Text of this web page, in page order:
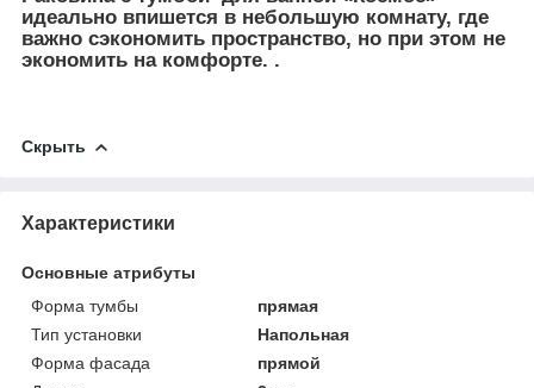
идеально впишется в небольшую комнату, где
важно сэкономить пространство, но при этом не
экономить на комфорте. .
Скрыть
Характеристики
Основные атрибуты
Форма тумбы
прямая
Тип установки
Напольная
Форма фасада
прямой